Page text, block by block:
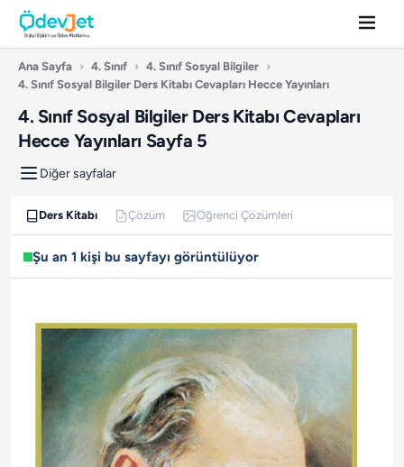
Ana Sayfa › 4. Sınıf › 4. Sınıf Sosyal Bilgiler ›
4. Sınıf Sosyal Bilgiler Ders Kitabı Cevapları Hecce Yayınları
4. Sınıf Sosyal Bilgiler Ders Kitabı Cevapları
Hecce Yayınları Sayfa 5
Diğer sayfalar
Ders Kitabı Çözüm Öğrenci Çözümleri
Şu an 1 kişi bu sayfayı görüntülüyor